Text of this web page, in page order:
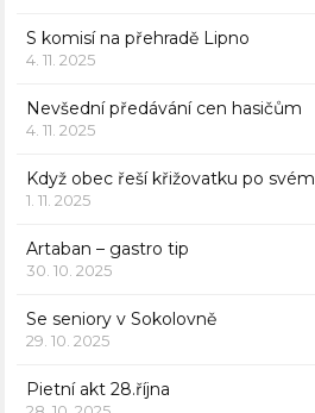
S komisí na přehradě Lipno
4. 11. 2025
Nevšední předávání cen hasičům
4. 11. 2025
Když obec řeší křižovatku po svém
1. 11. 2025
Artaban – gastro tip
30. 10. 2025
Se seniory v Sokolovně
29. 10. 2025
Pietní akt 28.října